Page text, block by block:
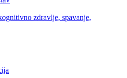
zdravlje, spavanje,